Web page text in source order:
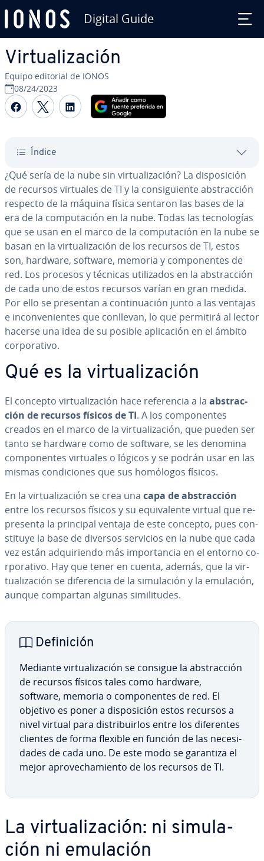
Digital Guide
Vi­r­tua­li­za­ción
Equipo editorial de IONOS
08/24/2023
Compartir Facebook
Compartir Twitter
Compartir LinkedIn
Índice
¿Qué sería de la nube sin vi­r­tua­li­za­ción? La di­s­po­si­ción
de recursos virtuales de TI y la co­n­si­guie­n­te ab­s­tra­c­ción
respecto de la máquina física sentaron las bases de la
era de la co­mpu­tación en la nube. Todas las te­c­no­lo­gías
que se usan en el marco de la co­mpu­tación en la nube se
basan en la vi­r­tua­li­za­ción de los recursos de TI, estos
son, hardware, software, memoria y co­m­po­ne­n­tes de
red. Los procesos y técnicas uti­li­za­dos en la ab­s­tra­c­ción
de cada uno de estos recursos varían en gran medida.
Por ello se presentan a co­n­ti­nua­ción junto a las ventajas
e in­co­n­ve­nie­n­tes que conllevan, lo que permitirá al lector
hacerse una idea de su posible apli­ca­ción en el ámbito
co­r­po­ra­ti­vo.
Qué es la vi­r­tua­li­za­ción
El concepto vi­r­tua­li­za­ción hace re­fe­re­n­cia a la ab­s­tra­c­
ción de recursos físicos de TI. A los co­m­po­ne­n­tes
creados en el marco de la vi­r­tua­li­za­ción, que pueden ser
tanto se hardware como de software, se les denomina
co­m­po­ne­n­tes virtuales o lógicos y se podrán usar en las
mismas co­n­di­cio­nes que sus homólogos físicos.
En la vi­r­tua­li­za­ción se crea una capa de ab­s­tra­c­ción
entre los recursos físicos y su equi­va­le­n­te virtual que re­
pre­se­n­ta la principal ventaja de este concepto, pues co­n­
s­ti­tu­ye la base de diversos servicios en la nube que cada
vez están ad­qui­rie­n­do más im­po­r­ta­n­cia en el entorno co­
r­po­ra­ti­vo. Hay que tener en cuenta, además, que la vi­r­
tua­li­za­ción se di­fe­re­n­cia de la si­mu­la­ción y la emulación,
aunque compartan algunas si­mi­li­tu­des.
De­fi­ni­ción
Mediante vi­r­tua­li­za­ción se consigue la ab­s­tra­c­ción
de recursos físicos tales como hardware,
software, memoria o co­m­po­ne­n­tes de red. El
objetivo es poner a di­s­po­si­ción estos recursos a
nivel virtual para di­s­tri­bui­r­los entre los di­fe­re­n­tes
clientes de forma flexible en función de las ne­ce­si­
da­des de cada uno. De este modo se garantiza el
mejor apro­ve­cha­mie­n­to de los recursos de TI.
La vi­r­tua­li­za­ción: ni si­mu­la­
ción ni emulación